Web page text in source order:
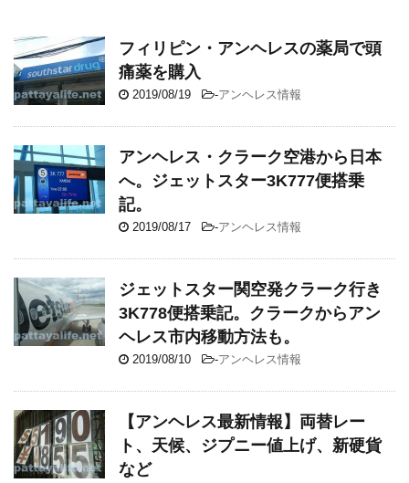
フィリピン・アンヘレスの薬局で頭
痛薬を購入
2019/08/19 -アンヘレス情報
アンヘレス・クラーク空港から日本
へ。ジェットスター3K777便搭乗
記。
2019/08/17 -アンヘレス情報
ジェットスター関空発クラーク行き
3K778便搭乗記。クラークからアン
ヘレス市内移動方法も。
2019/08/10 -アンヘレス情報
【アンヘレス最新情報】両替レー
ト、天候、ジプニー値上げ、新硬貨
など